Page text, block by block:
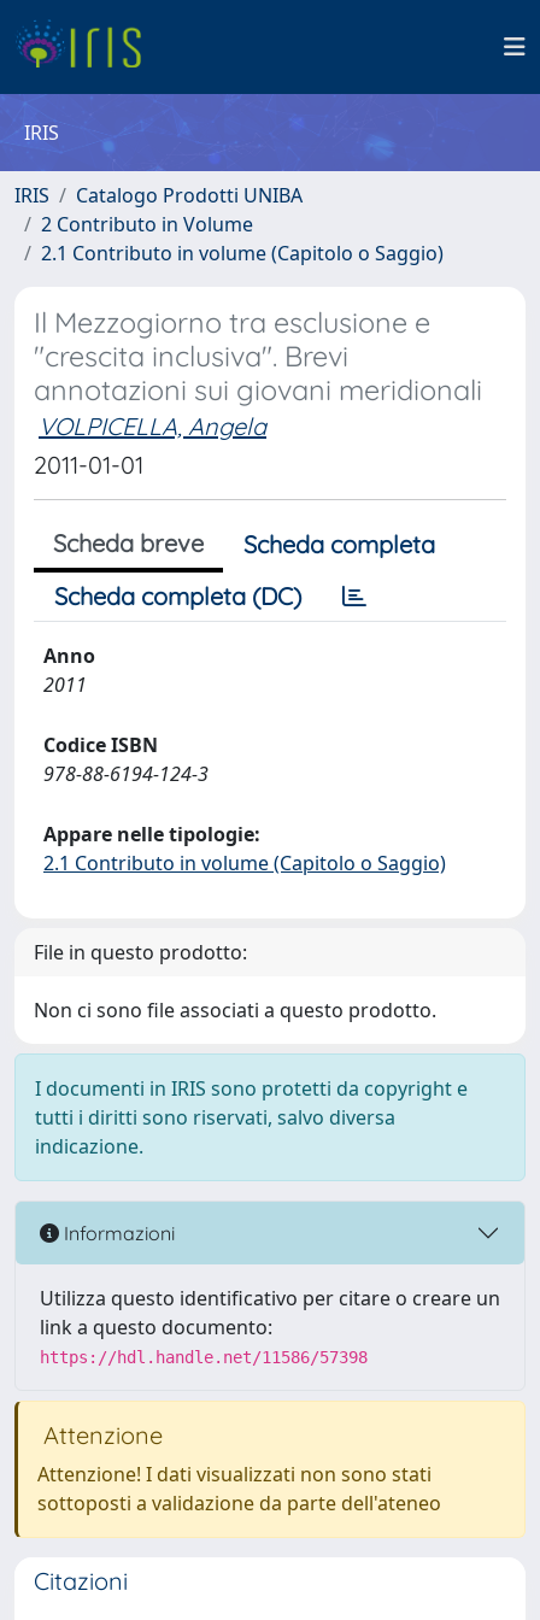
IRIS
IRIS
Catalogo Prodotti UNIBA
2 Contributo in Volume
2.1 Contributo in volume (Capitolo o Saggio)
Il Mezzogiorno tra esclusione e
"crescita inclusiva". Brevi
annotazioni sui giovani meridionali
VOLPICELLA, Angela
2011-01-01
Scheda breve
Scheda completa
Scheda completa (DC)
Anno
2011
Codice ISBN
978-88-6194-124-3
Appare nelle tipologie:
2.1 Contributo in volume (Capitolo o Saggio)
File in questo prodotto:
Non ci sono file associati a questo prodotto.
I documenti in IRIS sono protetti da copyright e
tutti i diritti sono riservati, salvo diversa
indicazione.
Informazioni
Utilizza questo identificativo per citare o creare un
link a questo documento:
https://hdl.handle.net/11586/57398
Attenzione
Attenzione! I dati visualizzati non sono stati
sottoposti a validazione da parte dell'ateneo
Citazioni